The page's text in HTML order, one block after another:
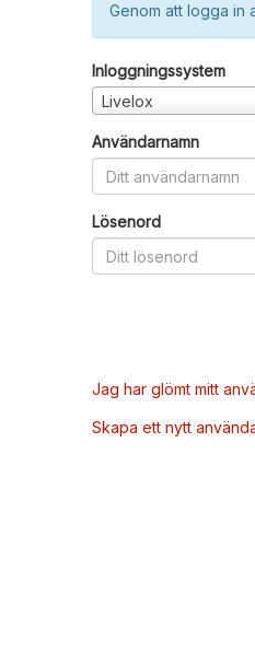
Genom att logga in
Inloggningssystem
Livelox
Användarnamn
Lösenord
Jag har glömt mitt
Skapa ett nytt